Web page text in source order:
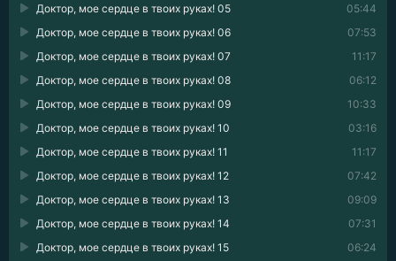
05:44
Доктор, мое сердце в твоих руках! 05
07:53
Доктор, мое сердце в твоих руках! 06
11:17
Доктор, мое сердце в твоих руках! 07
06:12
Доктор, мое сердце в твоих руках! 08
10:33
Доктор, мое сердце в твоих руках! 09
03:16
Доктор, мое сердце в твоих руках! 10
11:17
Доктор, мое сердце в твоих руках! 11
07:42
Доктор, мое сердце в твоих руках! 12
09:09
Доктор, мое сердце в твоих руках! 13
07:31
Доктор, мое сердце в твоих руках! 14
06:24
Доктор, мое сердце в твоих руках! 15